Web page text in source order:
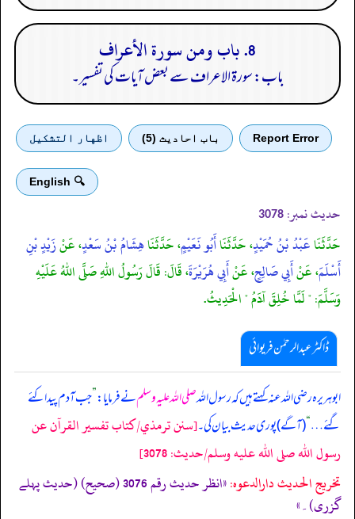
8. باب ومن سورة الأعراف
باب: سورۃ الاعراف سے بعض آیات کی تفسیر۔
Report Error باب احادیث (5) اظهار التشكيل
🔍 English
حدیث نمبر: 3078
حَدَّثَنَاعَبْدُ بْنُ حُمَيْدٍ، حَدَّثَنَاأَبُو نَعَيْمٍ، حَدَّثَنَاهِشَامُ بْنُ سَعْدٍ، عَنْزَيْدٍ بْنِ
أَسْلَمَ، عَنْأَبِي صَالِحٍ، عَنْأَبِي هُرَيْرَةَ، قَالَ: قَالَ رَسُولُ اللهِ صَلَّى اللهُ عَلَيْهِ
وَسَلَّمَ: " لَمَّا خُلِقَ آَدَمُ " الْحَدِيثُ.
ڈاکٹر عبدالرحمٰن فریوائی
ابوہریرہ رضی الله عنہ کہتے ہیں کہرسول اللہصلی اللہ علیہ وسلمنے فرمایا:”جب آدم پیدا کئے
گئے …“(آگے) پوری حدیث بیان کی۔[سنن ترمذي/كتاب تفسير القرآن عن
رسول الله صلى الله عليه وسلم/حدیث: 3078]
تخریج الحدیث دارالدعوہ:
«انظر حدیث رقم 3076 (صحیح) (حدیث پہلے
گزری)۔»